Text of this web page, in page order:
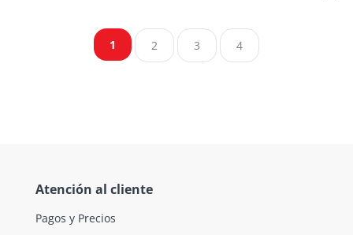
1 2 3 4
Atención al cliente
Pagos y Precios